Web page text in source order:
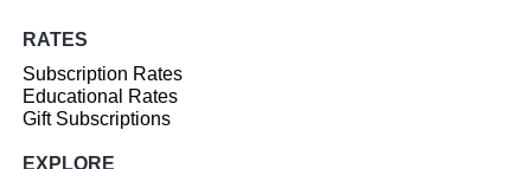
RATES
Subscription Rates
Educational Rates
Gift Subscriptions
EXPLORE